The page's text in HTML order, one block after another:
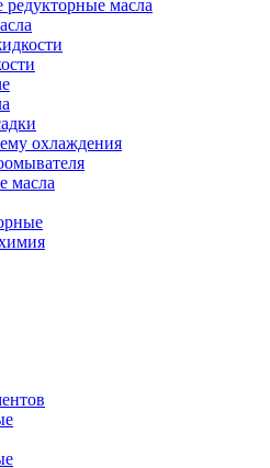
масла
охлаждения
масла